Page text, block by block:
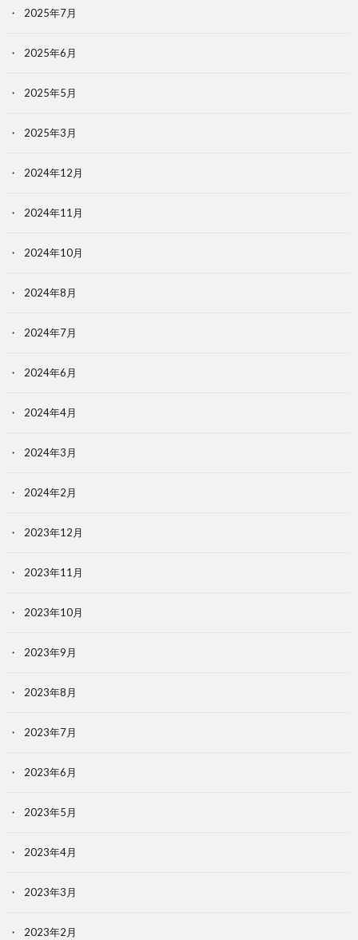
2025年7月
2025年6月
2025年5月
2025年3月
2024年12月
2024年11月
2024年10月
2024年8月
2024年7月
2024年6月
2024年4月
2024年3月
2024年2月
2023年12月
2023年11月
2023年10月
2023年9月
2023年8月
2023年7月
2023年6月
2023年5月
2023年4月
2023年3月
2023年2月